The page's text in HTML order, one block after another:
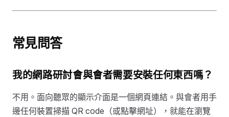
常見問答
我的網路研討會與會者需要安裝任何東西嗎？
不用。面向聽眾的顯示介面是一個網頁連結。與會者用手
邊任何裝置掃描 QR code（或點擊網址），就能在瀏覽